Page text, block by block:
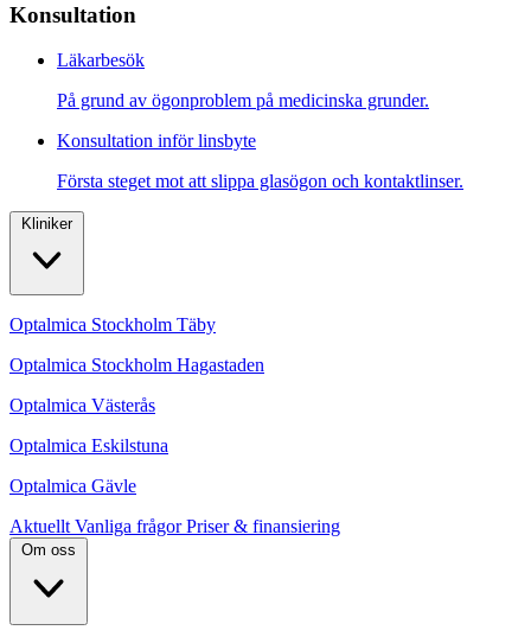
Konsultation
Läkarbesök
På grund av ögonproblem på medicinska grunder.
Konsultation inför linsbyte
Första steget mot att slippa glasögon och kontaktlinser.
Kliniker
Optalmica Stockholm Täby
Optalmica Stockholm Hagastaden
Optalmica Västerås
Optalmica Eskilstuna
Optalmica Gävle
Aktuellt Vanliga frågorPriser & finansiering
Om oss